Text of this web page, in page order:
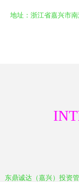
地址：浙江省嘉兴市
东鼎诚达（嘉兴）投资